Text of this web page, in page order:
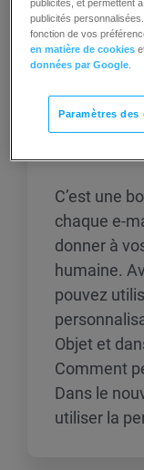
C’est une
chaque e-
donner à
humaine.
pouvez
Objet et
Comment
Dans le
utiliser la
publicités, et permettent
publicités
fonction de vos
en matière de cookies
données par Google
Paramètres des